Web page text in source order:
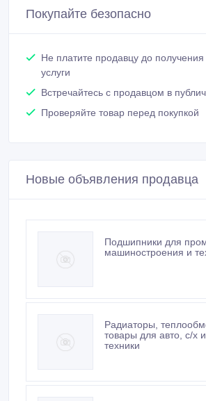
Покупайте безопасно
Не платите продавцу до получения
услуги
Встречайтесь с продавцом в
Проверяйте товар перед покупкой
Новые объявления продавца
Подшипники для
машиностроения и
Радиаторы,
товары для авто, с/х
техники